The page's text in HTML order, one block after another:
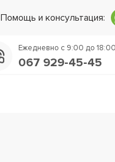
Помощь и консультация:
Ежедневно с 9:00 до 18:00
067 929-45-45